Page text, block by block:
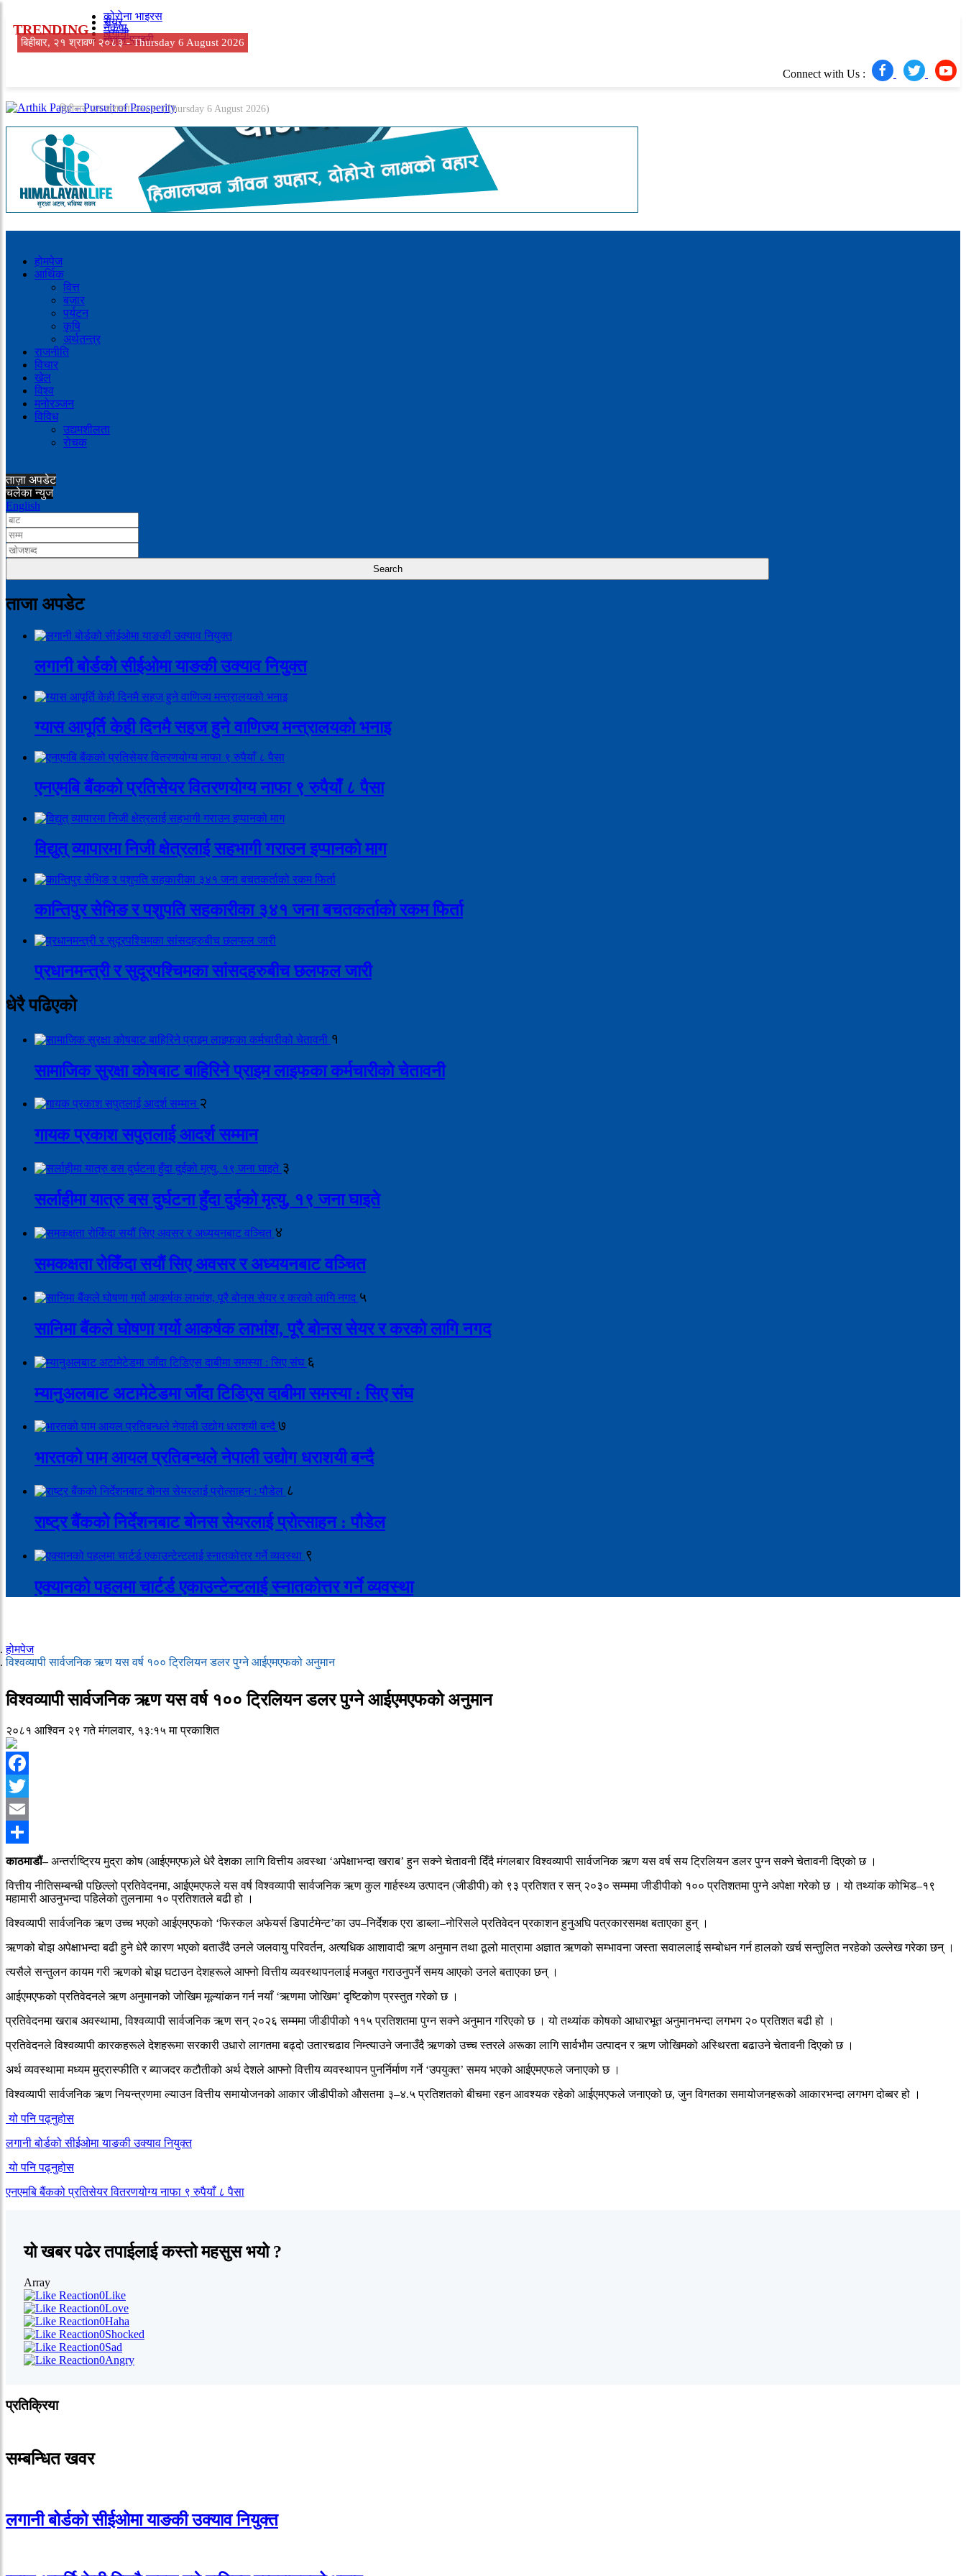
TRENDING
कोरोना भाइरस
सेयर
नेकपा
लगानी
नेपाल प्रहरी
Connect with Us :
बिहीबार, २१ श्रावण २०८३ (Thursday 6 August 2026)
बिहीबार, २१ श्रावण २०८३ -Thursday 6 August 2026
होमपेज
आर्थिक
वित्त
बजार
पर्यटन
कृषि
अर्थतन्त्र
राजनीति
विचार
खेल
विश्व
मनोरञ्जन
विविध
उद्यमशीलता
रोचक
ताज़ा अपडेट
चलेका न्युज
English
ताजा अपडेट
लगानी बोर्डको सीईओमा याङकी उक्याव नियुक्त
ग्यास आपूर्ति केही दिनमै सहज हुने वाणिज्य मन्त्रालयको भनाइ
एनएमबि बैंकको प्रतिसेयर वितरणयोग्य नाफा ९ रुपैयाँ ८ पैसा
विद्युत् व्यापारमा निजी क्षेत्रलाई सहभागी गराउन इप्पानको माग
कान्तिपुर सेभिङ र पशुपति सहकारीका ३४१ जना बचतकर्ताको रकम फिर्ता
प्रधानमन्त्री र सुदूरपश्चिमका सांसदहरुबीच छलफल जारी
धेरै पढिएको
१
सामाजिक सुरक्षा कोषबाट बाहिरिने प्राइम लाइफका कर्मचारीको चेतावनी
२
गायक प्रकाश सपुतलाई आदर्श सम्मान
३
सर्लाहीमा यात्रु बस दुर्घटना हुँदा दुईको मृत्यु, १९ जना घाइते
४
समकक्षता रोकिँदा सयौं सिए अवसर र अध्ययनबाट वञ्चित
५
सानिमा बैंकले घोषणा गर्यो आकर्षक लाभांश, पूरै बोनस सेयर र करको लागि नगद
६
म्यानुअलबाट अटामेटेडमा जाँदा टिडिएस दाबीमा समस्या : सिए संघ
७
भारतको पाम आयल प्रतिबन्धले नेपाली उद्योग धराशयी बन्दै
८
राष्ट्र बैंकको निर्देशनबाट बोनस सेयरलाई प्रोत्साहन : पौडेल
९
एक्यानको पहलमा चार्टर्ड एकाउन्टेन्टलाई स्नातकोत्तर गर्ने व्यवस्था
होमपेज
विश्वव्यापी सार्वजनिक ऋण यस वर्ष १०० ट्रिलियन डलर पुग्ने आईएमएफको अनुमान
विश्वव्यापी सार्वजनिक ऋण यस वर्ष १०० ट्रिलियन डलर पुग्ने आईएमएफको अनुमान
२०८१ आश्विन २९ गते मंगलवार, १३:१५ मा प्रकाशित
Facebook
Twitter
Email
Share
काठमाडौं–अन्तर्राष्ट्रिय मुद्रा कोष (आईएमएफ)ले धेरै देशका लागि वित्तीय अवस्था ‘अपेक्षाभन्दा खराब’ हुन सक्ने चेतावनी दिँदै मंगलबार विश्वव्यापी सार्वजनिक ऋण यस वर्ष सय ट्रिलियन डलर पुग्न सक्ने चेतावनी दिएको छ ।
वित्तीय नीतिसम्बन्धी पछिल्लो प्रतिवेदनमा, आईएमएफले यस वर्ष विश्वव्यापी सार्वजनिक ऋण कुल गार्हस्थ्य उत्पादन (जीडीपी) को ९३ प्रतिशत र सन् २०३० सम्ममा जीडीपीको १०० प्रतिशतमा पुग्ने अपेक्षा गरेको छ । यो तथ्यांक कोभिड–१९
महामारी आउनुभन्दा पहिलेको तुलनामा १० प्रतिशतले बढी हो ।
विश्वव्यापी सार्वजनिक ऋण उच्च भएको आईएमएफको ‘फिस्कल अफेयर्स डिपार्टमेन्ट’का उप–निर्देशक एरा डाब्ला–नोरिसले प्रतिवेदन प्रकाशन हुनुअघि पत्रकारसमक्ष बताएका हुन् ।
ऋणको बोझ अपेक्षाभन्दा बढी हुने धेरै कारण भएको बताउँदै उनले जलवायु परिवर्तन, अत्यधिक आशावादी ऋण अनुमान तथा ठूलो मात्रामा अज्ञात ऋणको सम्भावना जस्ता सवाललाई सम्बोधन गर्न हालको खर्च सन्तुलित नरहेको उल्लेख गरेका छन् ।
त्यसैले सन्तुलन कायम गरी ऋणको बोझ घटाउन देशहरूले आफ्नो वित्तीय व्यवस्थापनलाई मजबुत गराउनुपर्ने समय आएको उनले बताएका छन् ।
आईएमएफको प्रतिवेदनले ऋण अनुमानको जोखिम मूल्यांकन गर्न नयाँ ‘ऋणमा जोखिम’ दृष्टिकोण प्रस्तुत गरेको छ ।
प्रतिवेदनमा खराब अवस्थामा, विश्वव्यापी सार्वजनिक ऋण सन् २०२६ सम्ममा जीडीपीको ११५ प्रतिशतमा पुग्न सक्ने अनुमान गरिएको छ । यो तथ्यांक कोषको आधारभूत अनुमानभन्दा लगभग २० प्रतिशत बढी हो ।
प्रतिवेदनले विश्वव्यापी कारकहरूले देशहरूमा सरकारी उधारो लागतमा बढ्दो उतारचढाव निम्त्याउने जनाउँदै ऋणको उच्च स्तरले अरूका लागि सार्वभौम उत्पादन र ऋण जोखिमको अस्थिरता बढाउने चेतावनी दिएको छ ।
अर्थ व्यवस्थामा मध्यम मुद्रास्फीति र ब्याजदर कटौतीको अर्थ देशले आफ्नो वित्तीय व्यवस्थापन पुनर्निर्माण गर्ने ‘उपयुक्त’ समय भएको आईएमएफले जनाएको छ ।
विश्वव्यापी सार्वजनिक ऋण नियन्त्रणमा ल्याउन वित्तीय समायोजनको आकार जीडीपीको औसतमा ३–४.५ प्रतिशतको बीचमा रहन आवश्यक रहेको आईएमएफले जनाएको छ, जुन विगतका समायोजनहरूको आकारभन्दा लगभग दोब्बर हो ।
यो पनि पढ्नुहोस
लगानी बोर्डको सीईओमा याङकी उक्याव नियुक्त
यो पनि पढ्नुहोस
एनएमबि बैंकको प्रतिसेयर वितरणयोग्य नाफा ९ रुपैयाँ ८ पैसा
यो खबर पढेर तपाईलाई कस्तो महसुस भयो ?
Array
0Like
0Love
0Haha
0Shocked
0Sad
0Angry
प्रतिक्रिया
सम्बन्धित खवर
लगानी बोर्डको सीईओमा याङकी उक्याव नियुक्त